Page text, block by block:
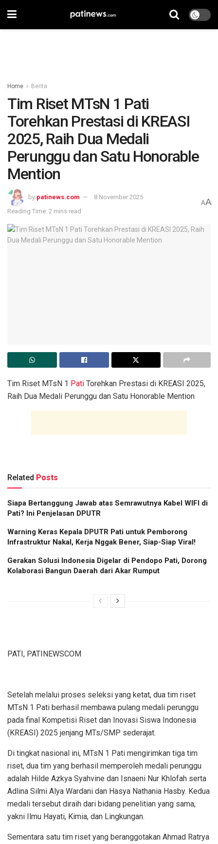
Home Berita
Tim Riset MTsN 1 Pati
Torehkan Prestasi di KREASI
2025, Raih Dua Medali
Perunggu dan Satu Honorable
Mention
by patinews.com
8 November 2025
Reading Time: 2 mins read
AA
Tim Riset MTsN 1 Pati Torehkan Prestasi di KREASI 2025,
Raih Dua Medali Perunggu dan Satu Honorable Mention
Related Posts
Siapa Bertanggung Jawab atas Semrawutnya Kabel WIFI di
Pati? Ini Penjelasan DPUTR
Warning Keras Kepala DPUTR Pati untuk Pemborong
Infrastruktur Nakal, Kerja Nggak Bener, Siap-Siap Viral!
Gerakan Solusi Indonesia Digelar di Pendopo Pati, Dorong
Kolaborasi Bangun Daerah dari Akar Rumput
PATI, PATINEWSCOM
Setelah melalui proses seleksi yang ketat, dua tim riset
MTsN 1 Pati berhasil membawa pulang medali perunggu
pada final Kompetisi Riset dan Inovasi Siswa Indonesia
(KREASI) 2025 jenjang MTs/SMP sederajat.
Di tingkat nasional ini, MTsN 1 Pati mengirimkan tiga tim
riset, dua tim yang berhasil memperoleh medali perunggu
adalah Hilde Azkya Syahvine dan Isnaeni Nur Khlofah serta
Adlina Silmi Alya Wardani dan Hasya Nathania Hasby. Kedua
medali tersebut diraih dari bidang penelitian yang sama,
yakni Ilmu Hayati, Kimia, dan Lingkungan.
Sementara satu tim riset yang beranggotakan Ahmad Ratrya